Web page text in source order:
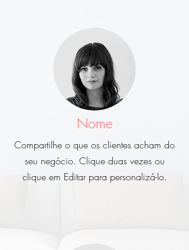
Nome
Compartilhe o que os clientes acham do
seu negócio. Clique duas vezes ou
clique em Editar para personalizá-lo.